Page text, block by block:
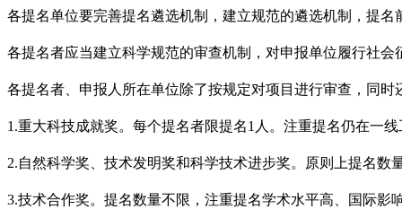
各提名单位要完善提名遴选机制，建立规范的遴选机制，提名
各提名者应当建立科学规范的审查机制，对申报单位履行社
各提名者、申报人所在单位除了按规定对项目进行审查，同
1.重大科技成就奖。每个提名者限提名1 人。注重提名仍在一
2.自然科学奖、技术发明奖和科学技术进步奖。原则上提名数
3.技术合作奖。提名数量不限，注重提名学术水平高、国际